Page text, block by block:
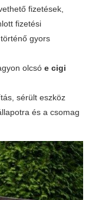
fizetések,
fizetési
gyors
olcsó e cigi
sérült eszköz
és a csomag